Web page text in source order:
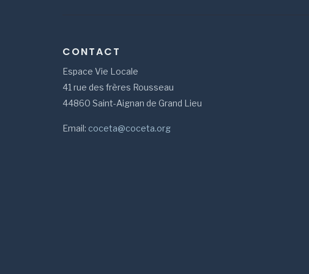
CONTACT
Espace Vie Locale
41 rue des frères Rousseau
44860 Saint-Aignan de Grand Lieu
Email: coceta@coceta.org